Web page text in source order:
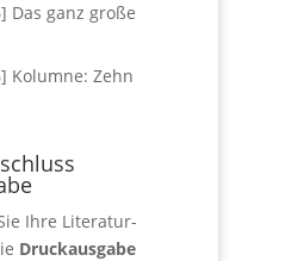
Das ganz große
Kolumne: Zehn
Ihre Literatur-
Druckausgabe